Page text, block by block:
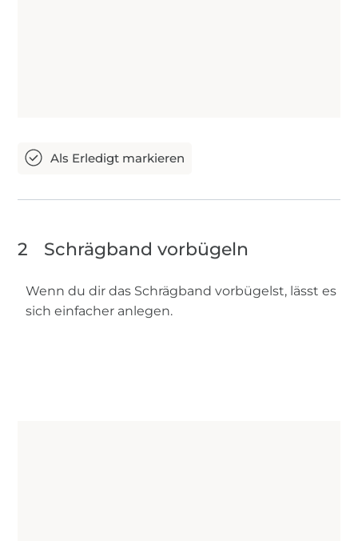
2 Schrägband vorbügeln
Wenn du dir das Schrägband vorbügelst, lässt es
sich einfacher anlegen.